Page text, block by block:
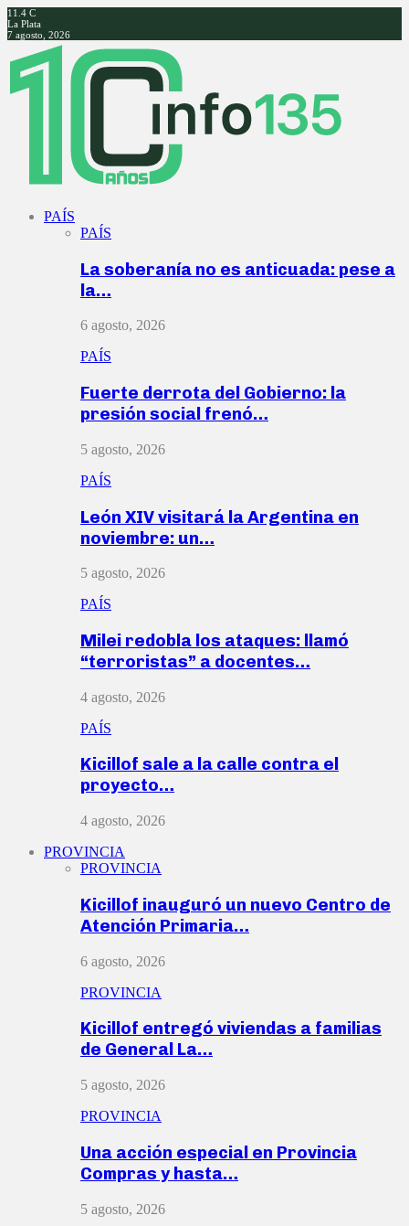
11.4 C
La Plata
7 agosto, 2026
Facebook
Twitter
Instagram
Youtube
PAÍS
PAÍS
La soberanía no es anticuada: pese a
la…
6 agosto, 2026
PAÍS
Fuerte derrota del Gobierno: la
presión social frenó…
5 agosto, 2026
PAÍS
León XIV visitará la Argentina en
noviembre: un…
5 agosto, 2026
PAÍS
Milei redobla los ataques: llamó
“terroristas” a docentes…
4 agosto, 2026
PAÍS
Kicillof sale a la calle contra el
proyecto…
4 agosto, 2026
PROVINCIA
PROVINCIA
Kicillof inauguró un nuevo Centro de
Atención Primaria…
6 agosto, 2026
PROVINCIA
Kicillof entregó viviendas a familias
de General La…
5 agosto, 2026
PROVINCIA
Una acción especial en Provincia
Compras y hasta…
5 agosto, 2026